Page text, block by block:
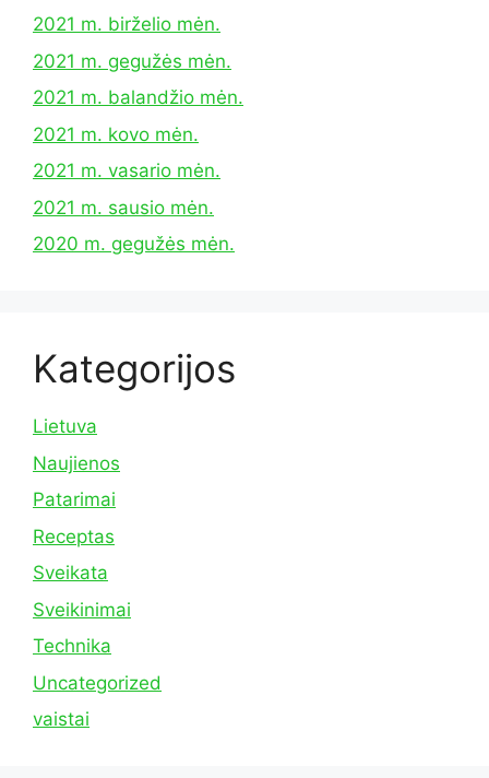
2021 m. birželio mėn.
2021 m. gegužės mėn.
2021 m. balandžio mėn.
2021 m. kovo mėn.
2021 m. vasario mėn.
2021 m. sausio mėn.
2020 m. gegužės mėn.
Kategorijos
Lietuva
Naujienos
Patarimai
Receptas
Sveikata
Sveikinimai
Technika
Uncategorized
vaistai